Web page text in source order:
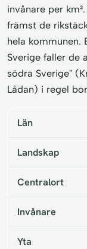
invånare per
främst de
hela kommunen.
Sverige faller de
södra Sverige"
Lådan) i regel
Län
Landskap
Centralort
Invånare
Yta